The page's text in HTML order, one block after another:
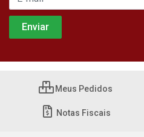
Meus Pedidos
Notas Fiscais